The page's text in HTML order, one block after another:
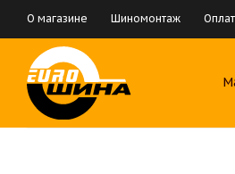
О магазине Шиномонтаж